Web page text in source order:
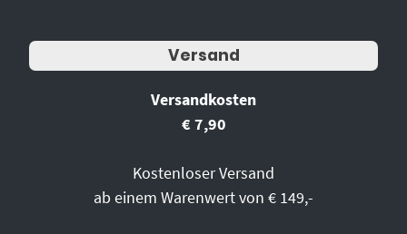
Versand
Versandkosten
€ 7,90
Kostenloser Versand
ab einem Warenwert von € 149,-